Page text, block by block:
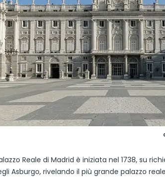
Reale di Madrid è iniziata nel 1738, su
Asburgo, rivelando il più grande palazzo